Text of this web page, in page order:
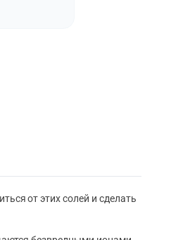
от этих солей и сделать